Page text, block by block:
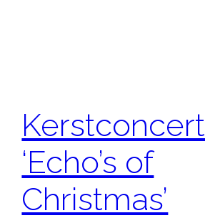
Kerstconcert
‘Echo’s of
Christmas’